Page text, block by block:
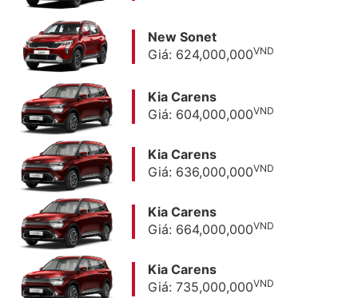
New Sonet
Giá: 624,000,000VND
Kia Carens
Giá: 604,000,000VND
Kia Carens
Giá: 636,000,000VND
Kia Carens
Giá: 664,000,000VND
Kia Carens
Giá: 735,000,000VND